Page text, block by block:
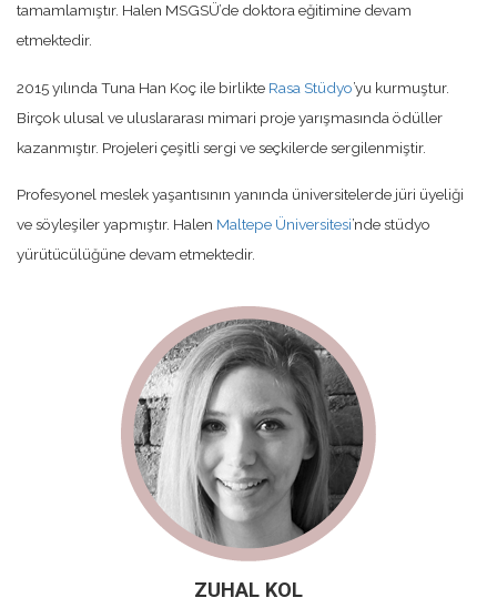
tamamlamıştır. Halen MSGSÜ’de doktora eğitimine devam
etmektedir.
2015 yılında Tuna Han Koç ile birlikte Rasa Stüdyo’yu kurmuştur.
Birçok ulusal ve uluslararası mimari proje yarışmasında ödüller
kazanmıştır. Projeleri çeşitli sergi ve seçkilerde sergilenmiştir.
Profesyonel meslek yaşantısının yanında üniversitelerde jüri üyeliği
ve söyleşiler yapmıştır. Halen Maltepe Üniversitesi’nde stüdyo
yürütücülüğüne devam etmektedir.
ZUHAL KOL